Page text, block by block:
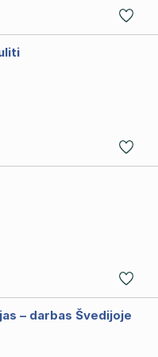
– darbas Švedijoje